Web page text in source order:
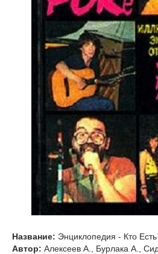
Название: Энциклопедия - Кто
Автор: Алексеев А., Бурлака А.,